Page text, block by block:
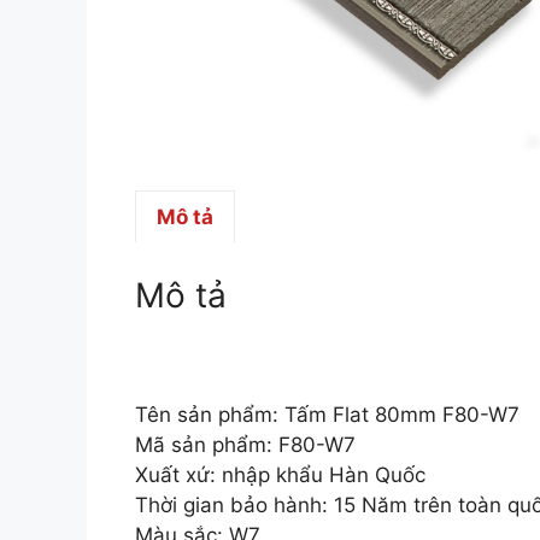
Mô tả
Mô tả
Tên sản phẩm: Tấm Flat 80mm F80-W7
Mã sản phẩm: F80-W7
Xuất xứ: nhập khẩu Hàn Quốc
Thời gian bảo hành: 15 Năm trên toàn
Màu sắc: W7